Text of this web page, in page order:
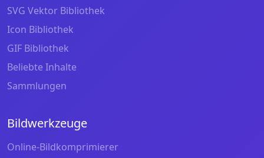
SVG Vektor Bibliothek
Icon Bibliothek
GIF Bibliothek
Beliebte Inhalte
Sammlungen
Bildwerkzeuge
Online-Bildkomprimierer